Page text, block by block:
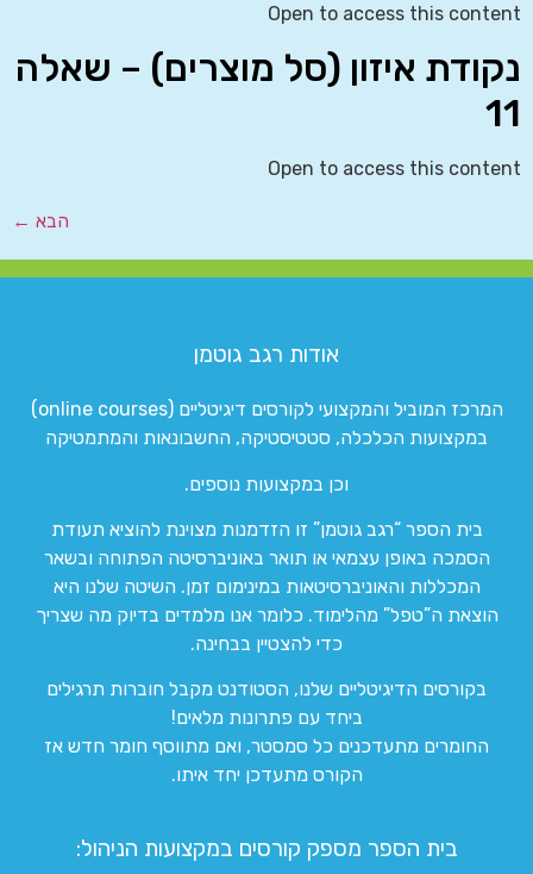
Open to access this content
נקודת איזון (סל מוצרים) – שאלה
11
Open to access this content
הבא ←
אודות רגב גוטמן
המרכז המוביל והמקצועי לקורסים דיגיטליים (online courses)
במקצועות הכלכלה, סטטיסטיקה, החשבונאות והמתמטיקה
וכן במקצועות נוספים.
בית הספר “רגב גוטמן” זו הזדמנות מצוינת להוציא תעודת
הסמכה באופן עצמאי או תואר באוניברסיטה הפתוחה ובשאר
המכללות והאוניברסיטאות במינימום זמן. השיטה שלנו היא
הוצאת ה”טפל” מהלימוד. כלומר אנו מלמדים בדיוק מה שצריך
כדי להצטיין בבחינה.
בקורסים הדיגיטליים שלנו, הסטודנט מקבל חוברות תרגילים
ביחד עם פתרונות מלאים!
החומרים מתעדכנים כל סמסטר, ואם מתווסף חומר חדש אז
הקורס מתעדכן יחד איתו.
בית הספר מספק קורסים במקצועות הניהול: